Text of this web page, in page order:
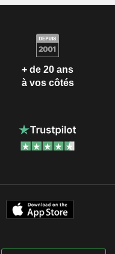
+ de 20 ans
à vos côtés